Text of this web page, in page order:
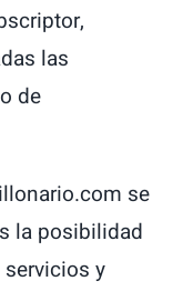
las
de
se
la posibilidad
y